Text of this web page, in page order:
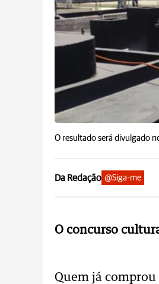
O resultado será divulgado
Da Redação @Siga-me
O concurso
Quem já